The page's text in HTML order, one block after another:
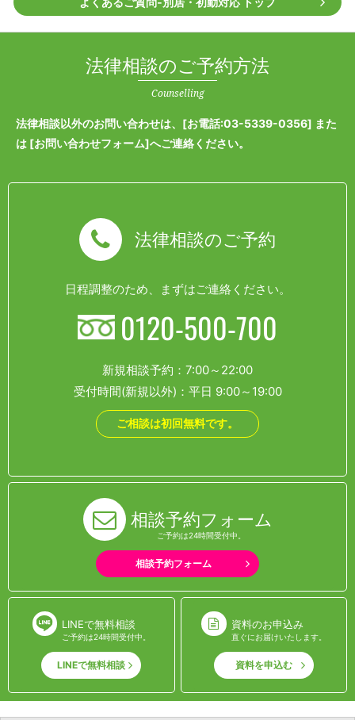
法律相談のご予約方法
Counselling
法律相談以外のお問い合わせは、[お電話:03-5339-0356] また
は [お問い合わせフォーム]へご連絡ください。
法律相談のご予約
日程調整のため、まずはご連絡ください。
0120-500-700
新規相談予約：7:00～22:00
受付時間(新規以外)：平日 9:00～19:00
ご相談は初回無料です。
相談予約フォーム
ご予約は24時間受付中。
相談予約フォーム
LINEで無料相談
ご予約は24時間受付中。
LINEで無料相談
資料のお申込み
直ぐにお届けいたします。
資料を申込む